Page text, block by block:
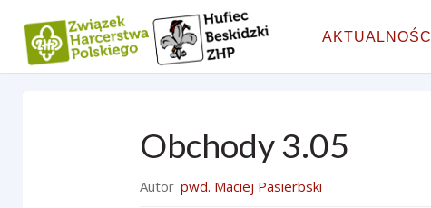
treści
AKTUALNOŚCI
Obchody 3.05
Autor pwd. Maciej Pasierbski